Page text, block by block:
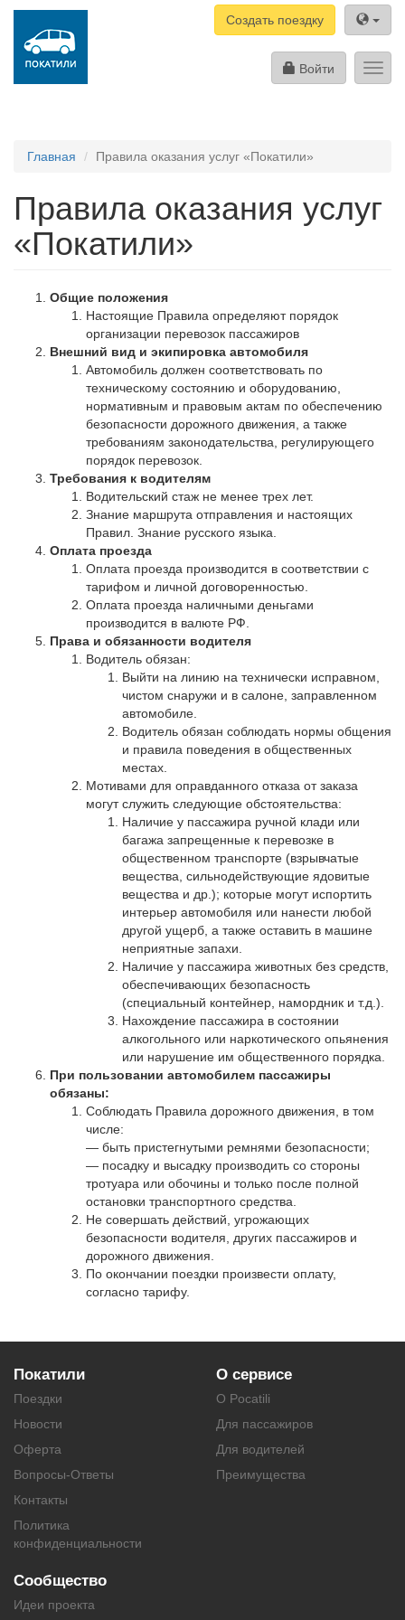
Создать поездку
Войти
Главная Правила оказания услуг «Покатили»
Правила оказания услуг
«Покатили»
Общие положения
Настоящие Правила определяют порядок
организации перевозок пассажиров
Внешний вид и экипировка автомобиля
Автомобиль должен соответствовать по
техническому состоянию и оборудованию,
нормативным и правовым актам по обеспечению
безопасности дорожного движения, а также
требованиям законодательства, регулирующего
порядок перевозок.
Требования к водителям
Водительский стаж не менее трех лет.
Знание маршрута отправления и настоящих
Правил. Знание русского языка.
Оплата проезда
Оплата проезда производится в соответствии с
тарифом и личной договоренностью.
Оплата проезда наличными деньгами
производится в валюте РФ.
Права и обязанности водителя
Водитель обязан:
Выйти на линию на технически исправном,
чистом снаружи и в салоне, заправленном
автомобиле.
Водитель обязан соблюдать нормы общения
и правила поведения в общественных
местах.
Мотивами для оправданного отказа от заказа
могут служить следующие обстоятельства:
Наличие у пассажира ручной клади или
багажа запрещенные к перевозке в
общественном транспорте (взрывчатые
вещества, сильнодействующие ядовитые
вещества и др.); которые могут испортить
интерьер автомобиля или нанести любой
другой ущерб, а также оставить в машине
неприятные запахи.
Наличие у пассажира животных без средств,
обеспечивающих безопасность
(специальный контейнер, намордник и т.д.).
Нахождение пассажира в состоянии
алкогольного или наркотического опьянения
или нарушение им общественного порядка.
При пользовании автомобилем пассажиры
обязаны:
Соблюдать Правила дорожного движения, в том
числе:
— быть пристегнутыми ремнями безопасности;
— посадку и высадку производить со стороны
тротуара или обочины и только после полной
остановки транспортного средства.
Не совершать действий, угрожающих
безопасности водителя, других пассажиров и
дорожного движения.
По окончании поездки произвести оплату,
согласно тарифу.
Покатили
Поездки
Новости
Оферта
Вопросы-Ответы
Контакты
Политика
конфиденциальности
О сервисе
О Pocatili
Для пассажиров
Для водителей
Преимущества
Сообщество
Идеи проекта